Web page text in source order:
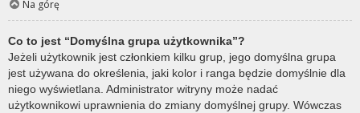
Na górę
Co to jest “Domyślna grupa użytkownika”?
Jeżeli użytkownik jest członkiem kilku grup, jego domyślna grupa
jest używana do określenia, jaki kolor i ranga będzie domyślnie dla
niego wyświetlana. Administrator witryny może nadać
użytkownikowi uprawnienia do zmiany domyślnej grupy. Wówczas